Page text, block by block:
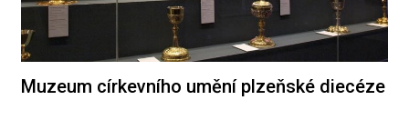
Muzeum církevního umění plzeňské diecéze